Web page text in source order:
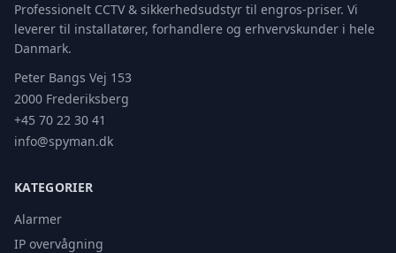
Professionelt CCTV & sikkerhedsudstyr til engros-priser. Vi
leverer til installatører, forhandlere og erhvervskunder i hele
Danmark.
Peter Bangs Vej 153
2000 Frederiksberg
+45 70 22 30 41
info@spyman.dk
KATEGORIER
Alarmer
IP overvågning